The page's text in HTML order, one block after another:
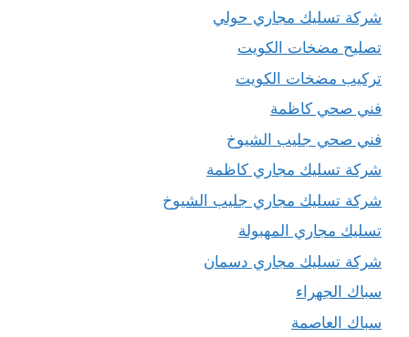
شركة تسليك مجاري حولي
تصليح مضخات الكويت
تركيب مضخات الكويت
فني صحي كاظمة
فني صحي جليب الشيوخ
شركة تسليك مجاري كاظمة
شركة تسليك مجاري جليب الشيوخ
تسليك مجاري المهبولة
شركة تسليك مجاري دسمان
سباك الجهراء
سباك العاصمة